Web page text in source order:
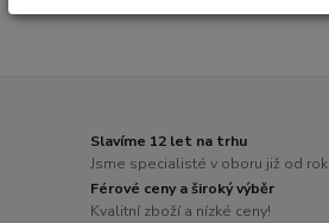
Slavíme 12 let na trhu
Jsme specialisté v oboru již od
Férové ceny a široký výběr
Kvalitní zboží a nízké ceny!